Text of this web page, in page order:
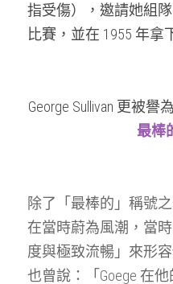
指受傷），邀請她組隊
比賽，並在 1955 年拿
George Sullivan 更被譽
最棒
除了「最棒的」稱號
在當時蔚為風潮，當
度與極致流暢」來形容
也曾說：「Goege 在